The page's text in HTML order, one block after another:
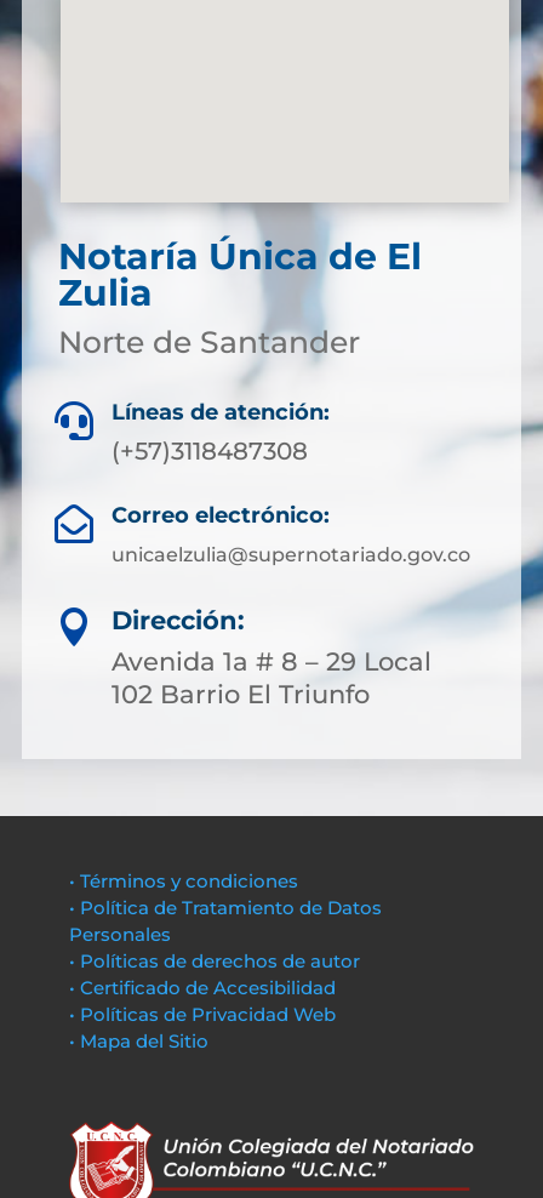
Notaría Única de El
Zulia
Norte de Santander
 Líneas de atención:
(+57)3118487308
 Correo electrónico:
unicaelzulia@supernotariado.gov.co

Dirección:
Avenida 1a # 8 – 29 Local
102 Barrio El Triunfo
• Términos y condiciones
• Política de Tratamiento de Datos
Personales
• Políticas de derechos de autor
• Certificado de Accesibilidad
• Políticas de Privacidad Web
• Mapa del Sitio